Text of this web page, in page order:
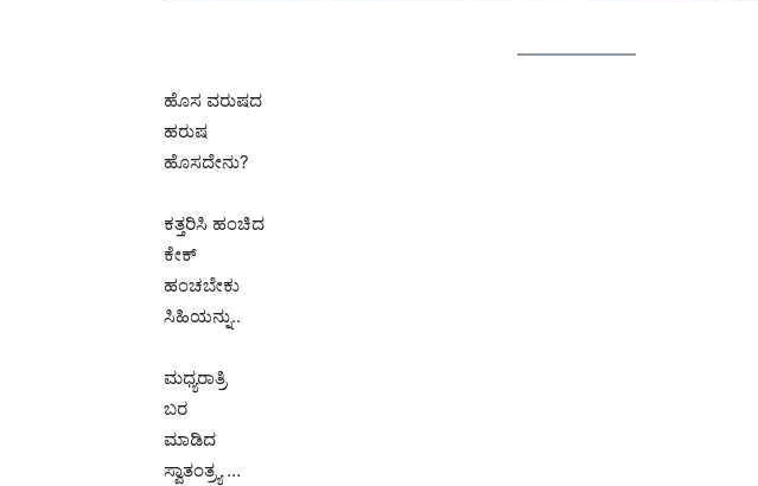
ಹೊಸ ವರುಷದ
ಹರುಷ
ಹೊಸದೇನು?
ಕತ್ತರಿಸಿ ಹಂಚಿದ
ಕೇಕ್
ಹಂಚಬೇಕು
ಸಿಹಿಯನ್ನು..
ಮಧ್ಯರಾತ್ರಿ
ಬರ
ಮಾಡಿದ
ಸ್ವಾತಂತ್ರ್ಯ …